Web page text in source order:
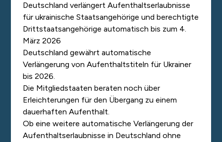
Deutschland verlängert Aufenthaltserlaubnisse
für ukrainische Staatsangehörige und berechtigte
Drittstaatsangehörige automatisch bis zum 4.
März 2026
Deutschland gewährt automatische
Verlängerung von Aufenthaltstiteln für Ukrainer
bis 2026.
Die Mitgliedstaaten beraten noch über
Erleichterungen für den Übergang zu einem
dauerhaften Aufenthalt.
Ob eine weitere automatische Verlängerung der
Aufenthaltserlaubnisse in Deutschland ohne